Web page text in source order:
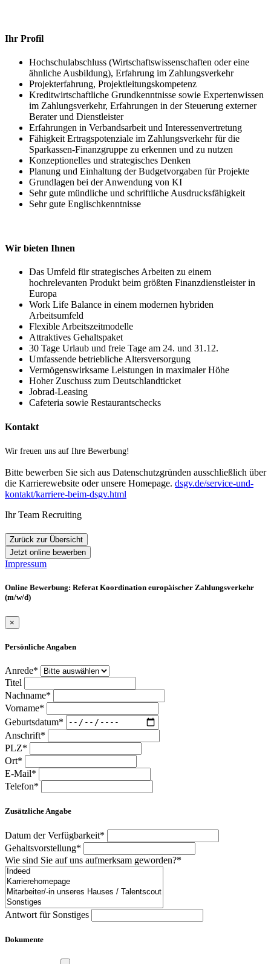
Ihr Profil
Hochschulabschluss (Wirtschaftswissenschaften oder eine
ähnliche Ausbildung), Erfahrung im Zahlungsverkehr
Projekterfahrung, Projektleitungskompetenz
Kreditwirtschaftliche Grundkenntnisse sowie Expertenwissen
im Zahlungsverkehr, Erfahrungen in der Steuerung externer
Berater und Dienstleister
Erfahrungen in Verbandsarbeit und Interessenvertretung
Fähigkeit Ertragspotenziale im Zahlungsverkehr für die
Sparkassen-Finanzgruppe zu erkennen und zu nutzen
Konzeptionelles und strategisches Denken
Planung und Einhaltung der Budgetvorgaben für Projekte
Grundlagen bei der Anwendung von KI
Sehr gute mündliche und schriftliche Ausdrucksfähigkeit
Sehr gute Englischkenntnisse
Wir bieten Ihnen
Das Umfeld für strategisches Arbeiten zu einem
hochrelevanten Produkt beim größten Finanzdienstleister in
Europa
Work Life Balance in einem modernen hybriden
Arbeitsumfeld
Flexible Arbeitszeitmodelle
Attraktives Gehaltspaket
30 Tage Urlaub und freie Tage am 24. und 31.12.
Umfassende betriebliche Altersversorgung
Vermögenswirksame Leistungen in maximaler Höhe
Hoher Zuschuss zum Deutschlandticket
Jobrad-Leasing
Cafeteria sowie Restaurantschecks
Kontakt
Wir freuen uns auf Ihre Bewerbung!
Bitte bewerben Sie sich aus Datenschutzgründen ausschließlich über
die Karrierewebsite oder unsere Homepage. dsgv.de/service-und-
kontakt/karriere-beim-dsgv.html
Ihr Team Recruiting
Zurück zur Übersicht
Jetzt online bewerben
Impressum
Online Bewerbung: Referat Koordination europäischer Zahlungsverkehr
(m/w/d)
×
Persönliche Angaben
Anrede*
Titel
Nachname*
Vorname*
Geburtsdatum*
Anschrift*
PLZ*
Ort*
E-Mail*
Telefon*
Zusätzliche Angabe
Datum der Verfügbarkeit*
Gehaltsvorstellung*
Wie sind Sie auf uns aufmerksam geworden?*
Antwort für Sonstiges
Dokumente